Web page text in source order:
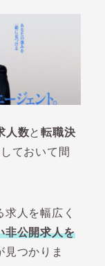
人数と転職決
ておいて間
人を幅広く
非公開求人を
見つかりま